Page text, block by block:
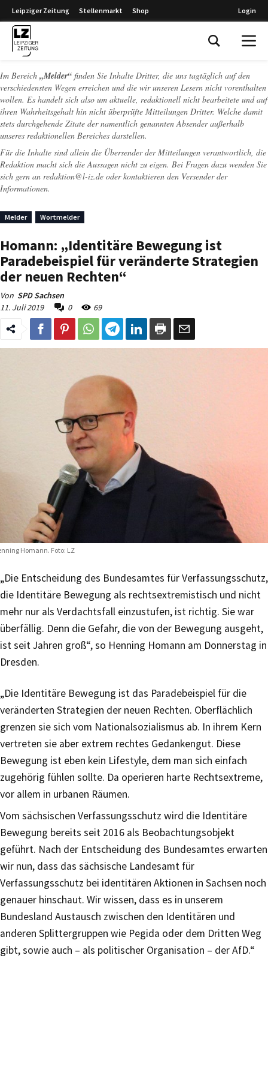
Leipziger Zeitung Stellenmarkt Shop Login
Im Bereich „Melder“ finden Sie Inhalte Dritter, die uns tagtäglich auf den
verschiedensten Wegen erreichen und die wir unseren Lesern nicht vorenthalten
wollen. Es handelt sich also um aktuelle, redaktionell nicht bearbeitete und auf
ihren Wahrheitsgehalt hin nicht überprüfte Mitteilungen Dritter. Welche damit
stets durchgehende Zitate der namentlich genannten Absender außerhalb
unseres redaktionellen Bereiches darstellen.
Für die Inhalte sind allein die Übersender der Mitteilungen verantwortlich, die
Redaktion macht sich die Aussagen nicht zu eigen. Bei Fragen dazu wenden Sie
sich gern an redaktion@l-iz.de oder kontaktieren den Versender der
Informationen.
Melder Wortmelder
Homann: „Identitäre Bewegung ist
Paradebeispiel für veränderte Strategien
der neuen Rechten“
Von SPD Sachsen
11. Juli 2019
0 69
Homann. Foto: LZ
„Die Entscheidung des Bundesamtes für Verfassungsschutz,
die Identitäre Bewegung als rechtsextremistisch und nicht
mehr nur als Verdachtsfall einzustufen, ist richtig. Sie war
überfällig. Denn die Gefahr, die von der Bewegung ausgeht,
ist seit Jahren groß“, so Henning Homann am Donnerstag in
Dresden.
„Die Identitäre Bewegung ist das Paradebeispiel für die
veränderten Strategien der neuen Rechten. Oberflächlich
grenzen sie sich vom Nationalsozialismus ab. In ihrem Kern
vertreten sie aber extrem rechtes Gedankengut. Diese
Bewegung ist eben kein Lifestyle, dem man sich einfach
zugehörig fühlen sollte. Da operieren harte Rechtsextreme,
vor allem in urbanen Räumen.
Vom sächsischen Verfassungsschutz wird die Identitäre
Bewegung bereits seit 2016 als Beobachtungsobjekt
geführt. Nach der Entscheidung des Bundesamtes erwarten
wir nun, dass das sächsische Landesamt für
Verfassungsschutz bei identitären Aktionen in Sachsen noch
genauer hinschaut. Wir wissen, dass es in unserem
Bundesland Austausch zwischen den Identitären und
anderen Splittergruppen wie Pegida oder dem Dritten Weg
gibt, sowie auch – als politischer Organisation – der AfD.“